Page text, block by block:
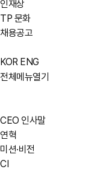
인재상
TP 문화
채용공고
KOR ENG
전체메뉴열기
CEO 인사말
연혁
미션·비전
CI